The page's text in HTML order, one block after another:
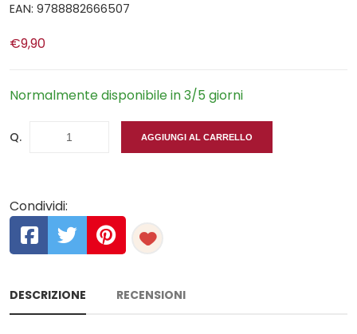
EAN: 9788882666507
€9,90
Normalmente disponibile in 3/5 giorni
Q. AGGIUNGI AL CARRELLO
Condividi:
DESCRIZIONE RECENSIONI